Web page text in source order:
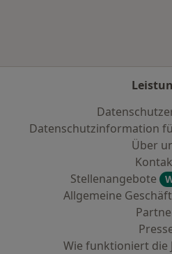
Datenschutzinformation
Über
Stellenangebote
Allgemeine
Wie funktioniert die